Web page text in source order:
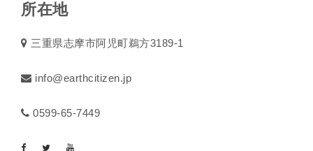
所在地
三重県志摩市阿児町鵜方3189-1
info@earthcitizen.jp
0599-65-7449